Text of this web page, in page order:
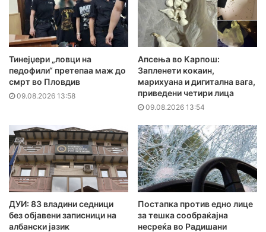
Тинејџери „ловци на
педофили“ претепаа маж до
смрт во Пловдив
09.08.2026 13:58
Апсења во Карпош:
Запленети кокаин,
марихуана и дигитална вага,
приведени четири лица
09.08.2026 13:54
ДУИ: 83 владини седници
без објавени записници на
албански јазик
Постапка против едно лице
за тешка сообраќајна
несреќа во Радишани